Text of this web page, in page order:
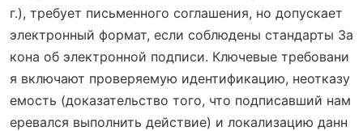
г.), требует письменного соглашения, но допускает
электронный формат, если соблюдены стандарты За
кона об электронной подписи. Ключевые требовани
я включают проверяемую идентификацию, неотказу
емость (доказательство того, что подписавший нам
еревался выполнить действие) и локализацию данн